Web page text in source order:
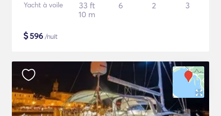
Yacht à voile
33 ft
10 m
6 2 3
$596 /nuit